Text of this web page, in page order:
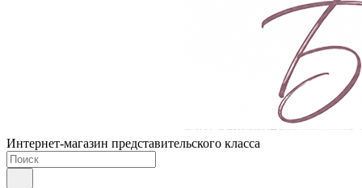
Интернет-магазин представительского класса